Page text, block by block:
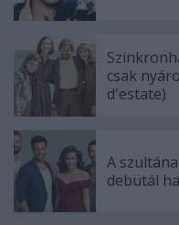
csak
d'estate)
A
debütál